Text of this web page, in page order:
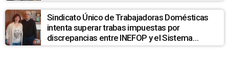
Sindicato Único de Trabajadoras Domésticas
intenta superar trabas impuestas por
discrepancias entre INEFOP y el Sistema
Nacional de Cuidados